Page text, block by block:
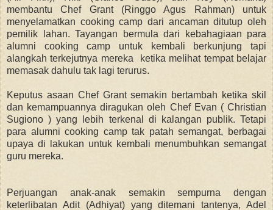
membantu Chef Grant (Ringgo Agus Rahman) untuk
menyelamatkan cooking camp dari ancaman ditutup oleh
pemilik lahan. Tayangan bermula dari kebahagiaan para
alumni cooking camp untuk kembali berkunjung tapi
alangkah terkejutnya mereka ketika melihat tempat belajar
memasak dahulu tak lagi terurus.
Keputus asaan Chef Grant semakin bertambah ketika skil
dan kemampuannya diragukan oleh Chef Evan ( Christian
Sugiono ) yang lebih terkenal di kalangan publik. Tetapi
para alumni cooking camp tak patah semangat, berbagai
upaya di lakukan untuk kembali menumbuhkan semangat
guru mereka.
Perjuangan anak-anak semakin sempurna dengan
keterlibatan Adit (Adhiyat) yang ditemani tantenya, Adel